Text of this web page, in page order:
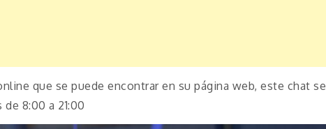
que se puede encontrar en su página web, este chat se
8:00 a 21:00